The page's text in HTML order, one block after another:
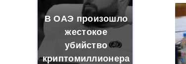
В ОАЭ произошло
жестокое
убийство
криптомиллионера